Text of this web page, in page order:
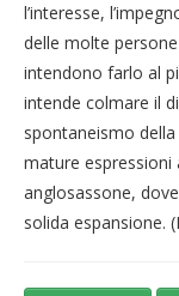
l’interesse,
delle molte
intendono farlo al
intende colmare il
spontaneismo
mature
anglosassone,
solida espansione.